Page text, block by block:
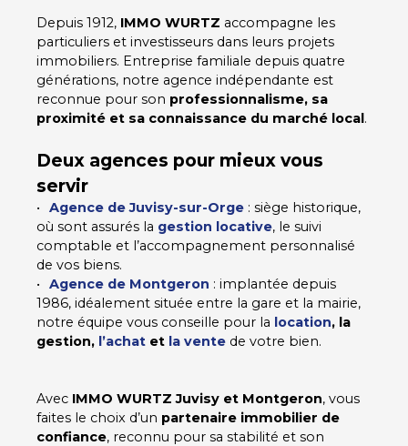
Depuis 1912, IMMO WURTZ accompagne les
particuliers et investisseurs dans leurs projets
immobiliers. Entreprise familiale depuis quatre
générations, notre agence indépendante est
reconnue pour son professionnalisme, sa
proximité et sa connaissance du marché local.
Deux agences pour mieux vous
servir
Agence de Juvisy-sur-Orge : siège historique,
où sont assurés la gestion locative, le suivi
comptable et l’accompagnement personnalisé
de vos biens.
Agence de Montgeron : implantée depuis
1986, idéalement située entre la gare et la mairie,
notre équipe vous conseille pour la location, la
gestion, l’achat et la vente de votre bien.
Avec IMMO WURTZ Juvisy et Montgeron, vous
faites le choix d’un partenaire immobilier de
confiance, reconnu pour sa stabilité et son